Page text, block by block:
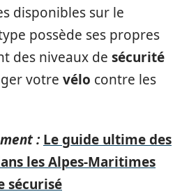
disponibles sur le
possède ses propres
des niveaux de sécurité
votre vélo contre les
: Le guide ultime des
les Alpes-Maritimes
sécurisé